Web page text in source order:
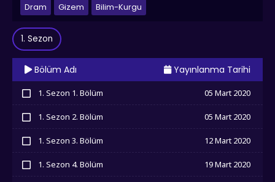
Dram Gizem Bilim-Kurgu
1. Sezon
Bölüm Adı Yayınlanma Tarihi
1. Sezon 1. Bölüm 05 Mart 2020
1. Sezon 2. Bölüm 05 Mart 2020
1. Sezon 3. Bölüm 12 Mart 2020
1. Sezon 4. Bölüm 19 Mart 2020